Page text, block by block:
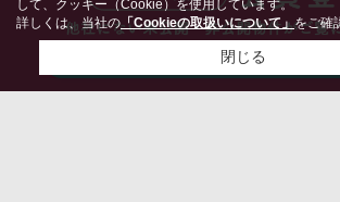
して、クッキー（Cookie）を使用しています。
詳しくは、当社の「Cookieの取扱いについて」をご確
閉じる